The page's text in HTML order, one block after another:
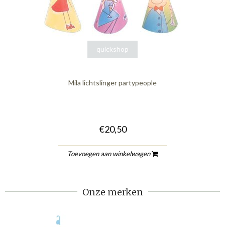
quickshop
Mila lichtslinger partypeople
€20,50
Toevoegen aan winkelwagen
Onze merken